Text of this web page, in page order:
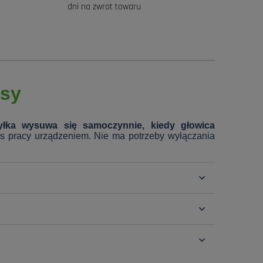
dni na zwrot towaru
wysuwa się samoczynnie, kiedy głowica
urządzeniem. Nie ma potrzeby wyłączania